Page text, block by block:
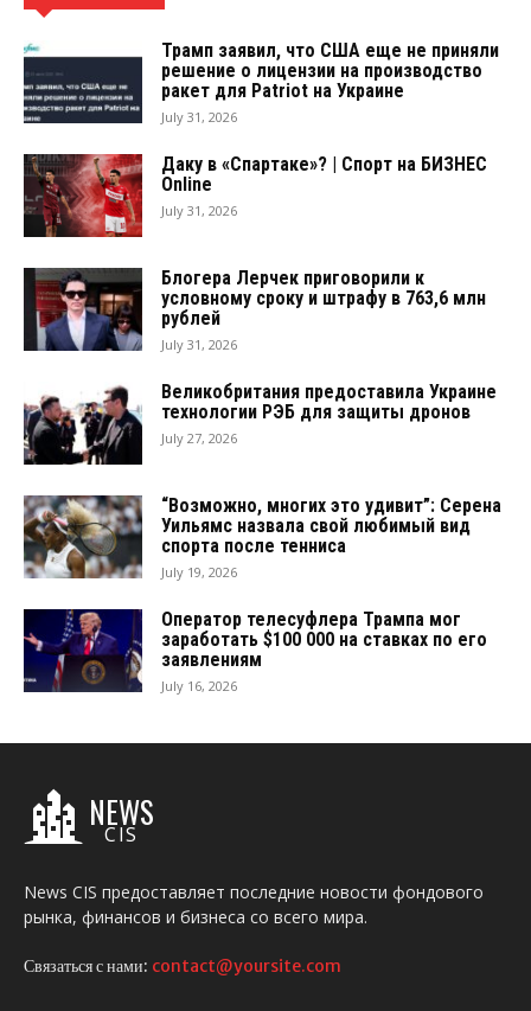
Трамп заявил, что США еще не приняли
решение о лицензии на производство
ракет для Patriot на Украине
July 31, 2026
Даку в «Спартаке»? | Спорт на БИЗНЕС
Online
July 31, 2026
Блогера Лерчек приговорили к
условному сроку и штрафу в 763,6 млн
рублей
July 31, 2026
Великобритания предоставила Украине
технологии РЭБ для защиты дронов
July 27, 2026
“Возможно, многих это удивит”: Серена
Уильямс назвала свой любимый вид
спорта после тенниса
July 19, 2026
Оператор телесуфлера Трампа мог
заработать $100 000 на ставках по его
заявлениям
July 16, 2026
NEWS
CIS
News CIS предоставляет последние новости фондового
рынка, финансов и бизнеса со всего мира.
Связаться с нами: contact@yoursite.com